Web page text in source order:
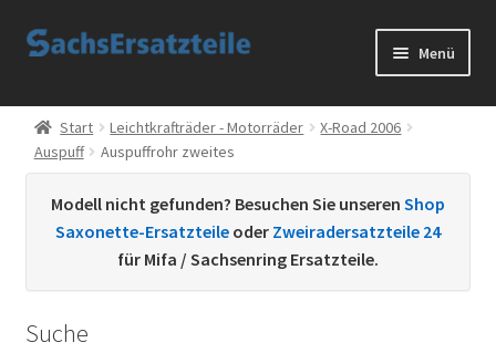
Zur
Zum
Menü
Start
AGB
Datenschutzerklärung
Kontakt
Start Leichtkrafträder - Motorräder
X-Road 2006
Auspuff
Auspuffrohr zweites
Modell nicht gefunden? Besuchen Sie unseren Shop
Saxonette-Ersatzteile oder Zweiradersatzteile 24
für Mifa / Sachsenring Ersatzteile.
Suche